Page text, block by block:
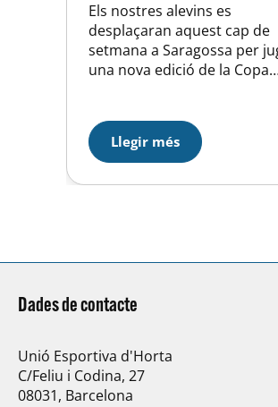
Els nostres alevins es
desplaçaran aquest cap de
setmana a Saragossa per
una nova edició de la Copa
com personal pels nostres
jugadors i jugadores que
compartir moltes estones de
convivència amb companys
Llegir més
Dades de contacte
Unió Esportiva d'Horta
C/Feliu i Codina, 27
08031, Barcelona